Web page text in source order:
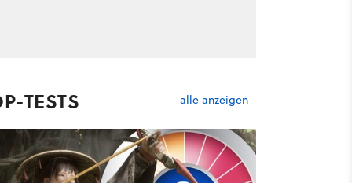
TESTS alle anzeigen